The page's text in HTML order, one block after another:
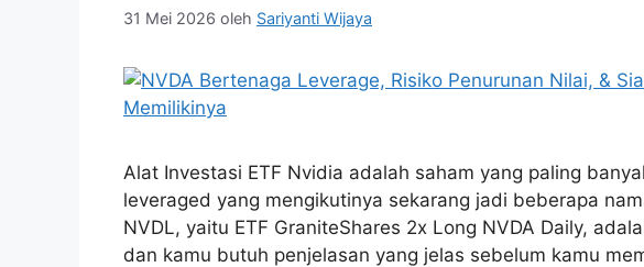
31 Mei 2026 oleh Sariyanti Wijaya
Alat Investasi ETF Nvidia adalah saham yang paling
leveraged yang mengikutinya sekarang jadi beberapa
NVDL, yaitu ETF GraniteShares 2x Long NVDA Daily,
dan kamu butuh penjelasan yang jelas sebelum kamu